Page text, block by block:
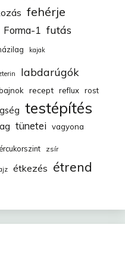
fehérje
Forma-1 futás
kajak
labdarúgók
recept reflux rost
testépítés
tünetei vagyona
zsír
étkezés étrend